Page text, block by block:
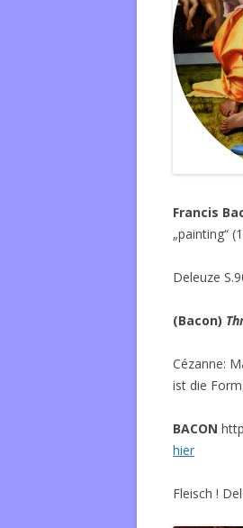
Francis
„painting“
Deleuze
(Bacon)
Cézanne:
ist die
BACON
hier
Fleisch !